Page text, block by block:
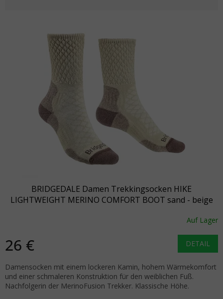
BRIDGEDALE Damen Trekkingsocken HIKE
LIGHTWEIGHT MERINO COMFORT BOOT sand - beige
Auf Lager
26 € DETAIL
Damensocken mit einem lockeren Kamin, hohem Wärmekomfort
und einer schmaleren Konstruktion für den weiblichen Fuß.
Nachfolgerin der MerinoFusion Trekker. Klassische Höhe.